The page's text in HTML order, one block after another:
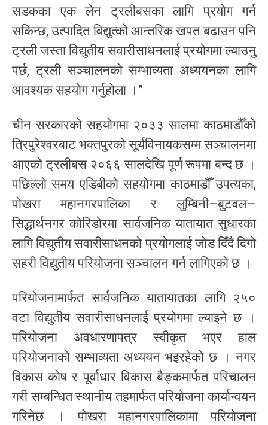
सडकका एक लेन ट्रलीबसका लागि प्रयोग गर्न
सकिन्छ, उत्पादित विद्युत्को आन्तरिक खपत बढाउन पनि
ट्रली जस्ता विद्युतीय सवारीसाधनलाई प्रयोगमा ल्याउनु
पर्छ, ट्रली सञ्चालनको सम्भाव्यता अध्ययनका लागि
आवश्यक सहयोग गर्नुहोला ।”
चीन सरकारको सहयोगमा २०३३ सालमा काठमाडौँको
त्रिपुरेश्वरबाट भक्तपुरको सूर्यविनायकसम्म सञ्चालनमा
आएको ट्रलीबस २०६६ सालदेखि पूर्ण रूपमा बन्द छ ।
पछिल्लो समय एडिबीको सहयोगमा काठमाडौँ उपत्यका,
पोखरा महानगरपालिका र लुम्बिनी–बुटवल–
सिद्धार्थनगर कोरिडोरमा सार्वजनिक यातायात सुधारका
लागि विद्युतीय सवारीसाधनको प्रयोगलाई जोड दिँदै दिगो
सहरी विद्युतीय परियोजना सञ्चालन गर्न लागिएको छ ।
परियोजनामार्फत सार्वजनिक यातायातका लागि २५०
वटा विद्युतीय सवारीसाधनलाई प्रयोगमा ल्याइने छ ।
परियोजना अवधारणापत्र स्वीकृत भएर हाल
परियोजनाको सम्भाव्यता अध्ययन भइरहेको छ । नगर
विकास कोष र पूर्वाधार विकास बैङ्कमार्फत परिचालन
गरी सम्बन्धित स्थानीय तहमार्फत परियोजना कार्यान्वयन
गरिनेछ । पोखरा महानगरपालिकामा परियोजना